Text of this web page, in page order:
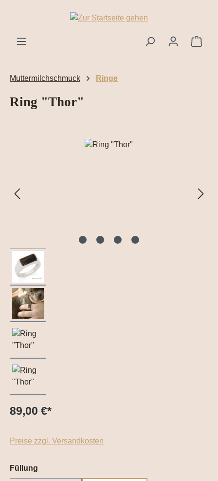
Zum Hauptinhalt springen
Muttermilchschmuck Ringe
Ring "Thor"
Bildergalerie überspringen
89,00 €*
Preise zzgl. Versandkosten
Füllung